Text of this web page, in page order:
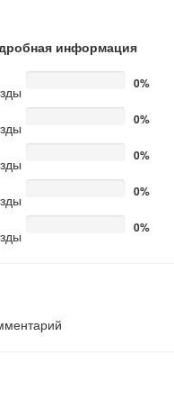
информация
0%
0%
0%
0%
0%